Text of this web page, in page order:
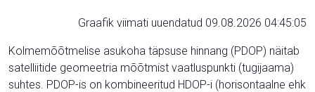
Graafik viimati uuendatud 09.08.2026 04:45:05
Kolmemõõtmelise asukoha täpsuse hinnang (PDOP) näitab
satelliitide geomeetria mõõtmist vaatluspunkti (tugijaama)
suhtes. PDOP-is on kombineeritud HDOP-i (horisontaalne ehk